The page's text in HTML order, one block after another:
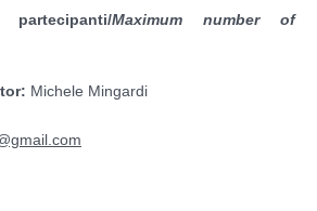
partecipanti/Maximum number of
Michele Mingardi